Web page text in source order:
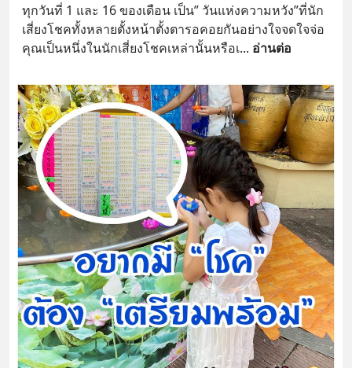
ทุกวันที่ 1 และ 16 ของเดือน เป็น” วันแห่งความหวัง”ที่นัก
เสี่ยงโชคทั้งหลายตั้งหน้าตั้งตารอคอยกันอย่างใจจดใจจ่อ
คุณเป็นหนึ่งในนักเสี่ยงโชคเหล่านั้นหรือเ... อ่านต่อ